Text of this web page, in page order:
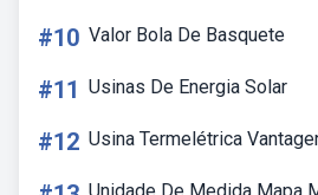
#10 Valor Bola De Basquete
#11 Usinas De Energia Solar
#12 Usina Termelétrica